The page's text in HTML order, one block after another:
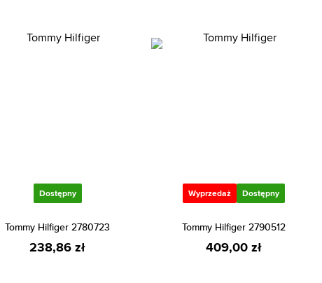
Dostępny
Tommy Hilfiger 2780723
238,86 zł
Wyprzedaż Dostępny
Tommy Hilfiger 2790512
409,00 zł